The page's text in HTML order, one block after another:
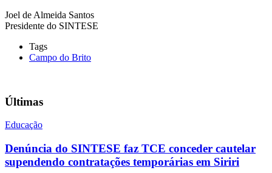
Joel de Almeida Santos
Presidente do SINTESE
Tags
Campo do Brito
Últimas
Educação
Denúncia do SINTESE faz TCE conceder cautelar
supendendo contratações temporárias em Siriri